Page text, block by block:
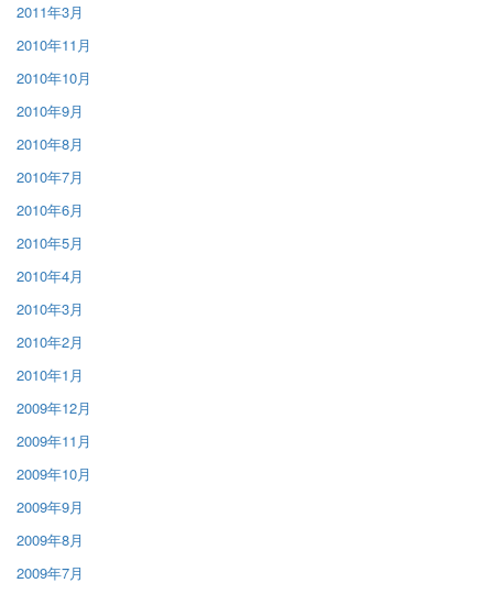
2011年3月
2010年11月
2010年10月
2010年9月
2010年8月
2010年7月
2010年6月
2010年5月
2010年4月
2010年3月
2010年2月
2010年1月
2009年12月
2009年11月
2009年10月
2009年9月
2009年8月
2009年7月